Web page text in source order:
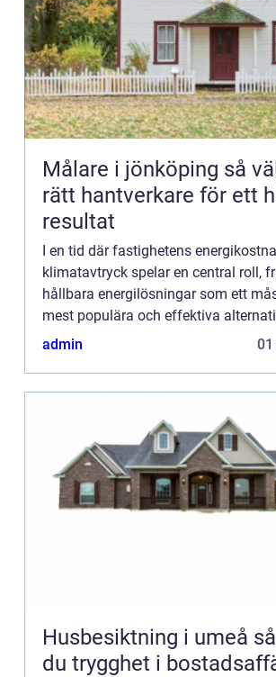
Målare i jönköping så väljer du
rätt hantverkare för ett
resultat
I en tid där fastighetens
klimatavtryck spelar en central roll,
hållbara energilösningar som ett
mest populära och effektiva
värmepumpar för...
admin
Husbesiktning i umeå så skapar
du trygghet i